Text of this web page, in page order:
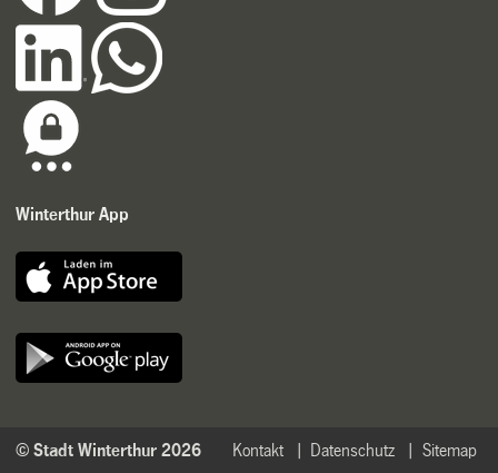
Winterthur App
Sitemap
Datenschutz
Kontakt
© Stadt Winterthur 2026